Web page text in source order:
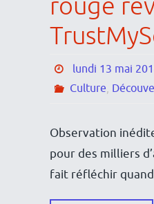
rouge
lundi 13 mai
Culture,
Observation
pour des milliers
fait réfléchir